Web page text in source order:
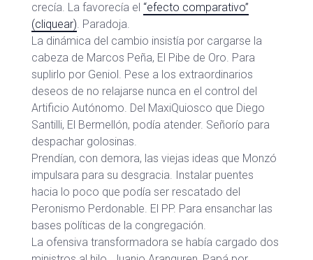
crecía. La favorecía el “efecto comparativo”
(cliquear). Paradoja.
La dinámica del cambio insistía por cargarse la
cabeza de Marcos Peña, El Pibe de Oro. Para
suplirlo por Geniol. Pese a los extraordinarios
deseos de no relajarse nunca en el control del
Artificio Autónomo. Del MaxiQuiosco que Diego
Santilli, El Bermellón, podía atender. Señorío para
despachar golosinas.
Prendían, con demora, las viejas ideas que Monzó
impulsara para su desgracia. Instalar puentes
hacia lo poco que podía ser rescatado del
Peronismo Perdonable. El PP. Para ensanchar las
bases políticas de la congregación.
La ofensiva transformadora se había cargado dos